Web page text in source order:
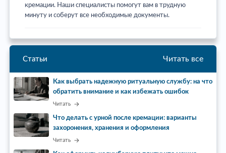
кремации. Наши специалисты помогут вам в трудную
минуту и соберут все необходимые документы.
Статьи Читать все
Как выбрать надежную ритуальную службу: на что
обратить внимание и как избежать ошибок
Читать
Что делать с урной после кремации: варианты
захоронения, хранения и оформления
Читать